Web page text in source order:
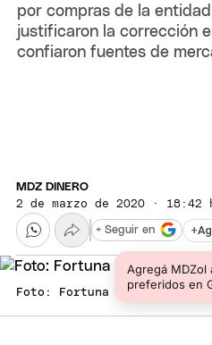
por compras de la
justificaron la corrección
confiaron fuentes de
MDZ DINERO
2 de marzo de 2020 · 18:42
+
Agregá MDZol
preferidos en
+ Seguir en
Foto: Fortuna web